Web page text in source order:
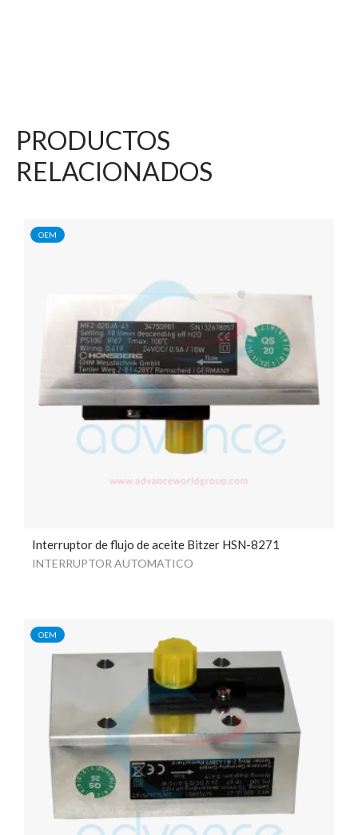
PRODUCTOS
RELACIONADOS
OEM
Interruptor de flujo de aceite Bitzer HSN-8271
INTERRUPTOR AUTOMATICO
OEM